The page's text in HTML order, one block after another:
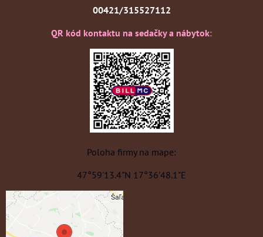
00421/315527112
QR kód kontaktu na sedačky a nábytok:
Poloha firmy na mape:
47°59'13.4"N 17°36'48.1"E